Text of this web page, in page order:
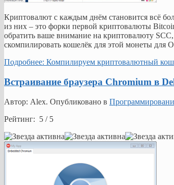
Криптовалют с каждым днём становится всё
из них – это форки первой криптовалюты
обратить ваше внимание на криптовалюту
скомпилировать кошелёк для этой монеты для
Подробнее: Компилируем криптовалютный
Встраивание браузера Chromium в
Автор: Alex. Опубликовано в
Рейтинг: 5 / 5